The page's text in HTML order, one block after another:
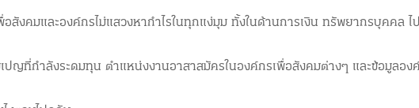
งคมและองค์กรไม่แสวงหากำไรในทุกแง่มุม ทั้งในด้านการเงิน ทรัพยากรบุคคล ไ
ปญที่กำลังระดมทุน ตำแหน่งงานอาสาสมัครในองค์กรเพื่อสังคมต่างๆ และข้อมูลอง